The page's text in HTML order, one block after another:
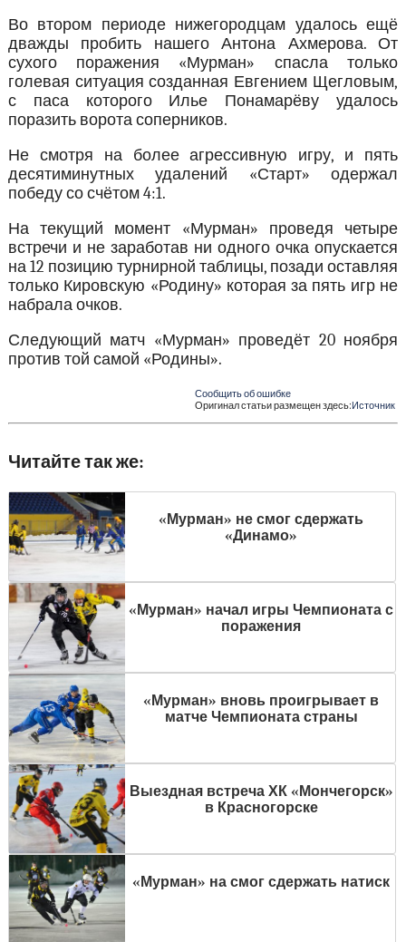
Во втором периоде нижегородцам удалось ещё
дважды пробить нашего Антона Ахмерова. От
сухого поражения «Мурман» спасла только
голевая ситуация созданная Евгением Щегловым,
с паса которого Илье Понамарёву удалось
поразить ворота соперников.
Не смотря на более агрессивную игру, и пять
десятиминутных удалений «Старт» одержал
победу со счётом 4:1.
На текущий момент «Мурман» проведя четыре
встречи и не заработав ни одного очка опускается
на 12 позицию турнирной таблицы, позади оставляя
только Кировскую «Родину» которая за пять игр не
набрала очков.
Следующий матч «Мурман» проведёт 20 ноября
против той самой «Родины».
Сообщить об ошибке
Оригинал статьи размещен здесь:Источник
Читайте так же:
«Мурман» не смог сдержать
«Динамо»
«Мурман» начал игры Чемпионата с
поражения
«Мурман» вновь проигрывает в
матче Чемпионата страны
Выездная встреча ХК «Мончегорск»
в Красногорске
«Мурман» на смог сдержать натиск